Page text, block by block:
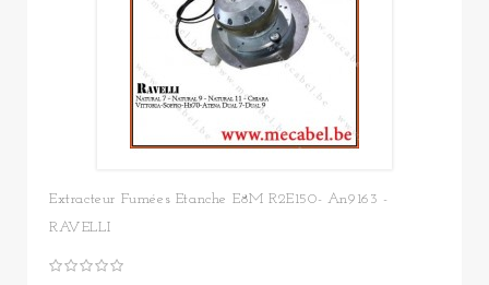
Extracteur Fumées Etanche E8M R2E150- An9163 -
RAVELLI